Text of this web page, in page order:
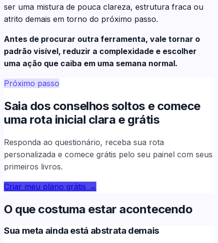
ser uma mistura de pouca clareza, estrutura fraca ou
atrito demais em torno do próximo passo.
Antes de procurar outra ferramenta, vale tornar o
padrão visível, reduzir a complexidade e escolher
uma ação que caiba em uma semana normal.
Próximo passo
Saia dos conselhos soltos e comece
uma rota inicial clara e grátis
Responda ao questionário, receba sua rota
personalizada e comece grátis pelo seu painel com seus
primeiros livros.
Criar meu plano grátis →
O que costuma estar acontecendo
Sua meta ainda está abstrata demais